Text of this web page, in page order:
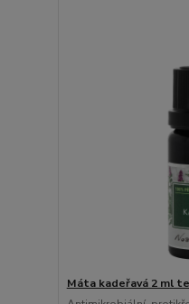
Máta kadeřavá 2 ml